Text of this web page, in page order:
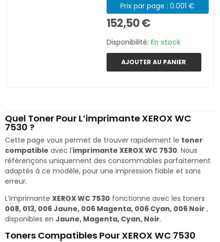
Prix par page : 0.001 €
152,50 €
Disponibilité: En stock
AJOUTER AU PANIER
Quel Toner Pour L’imprimante XEROX WC
7530 ?
Cette page vous permet de trouver rapidement le toner
compatible avec l’imprimante XEROX WC 7530. Nous
référençons uniquement des consommables parfaitement
adaptés à ce modèle, pour une impression fiable et sans
erreur.
L’imprimante XEROX WC 7530 fonctionne avec les toners
008, 013, 006 Jaune, 006 Magenta, 006 Cyan, 006 Noir ,
disponibles en Jaune, Magenta, Cyan, Noir.
Toners Compatibles Pour XEROX WC 7530